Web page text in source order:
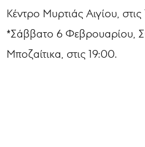
Κέντρο Μυρτιάς Αιγίου,
*Σάββατο 6 Φεβρουαρίου,
Μποζαίτικα, στις 19:00.